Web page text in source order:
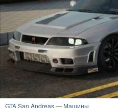
GTA San Andreas— Машины